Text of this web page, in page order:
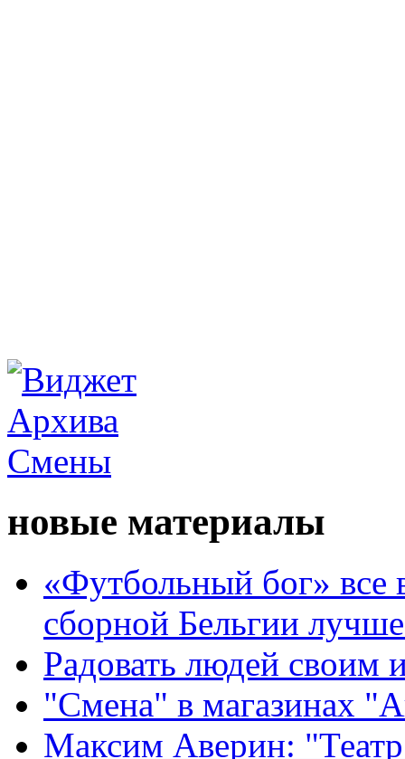
новые материалы
«Футбольный бог» все
сборной Бельгии
Радовать людей своим
"Смена" в магазинах
Максим Аверин: